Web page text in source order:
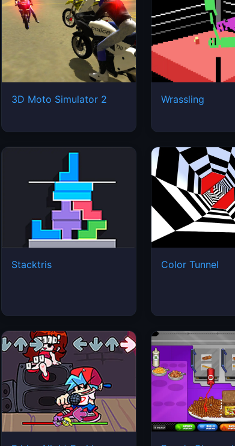
3D Moto Simulator 2 Wrassling
Stacktris Color Tunnel